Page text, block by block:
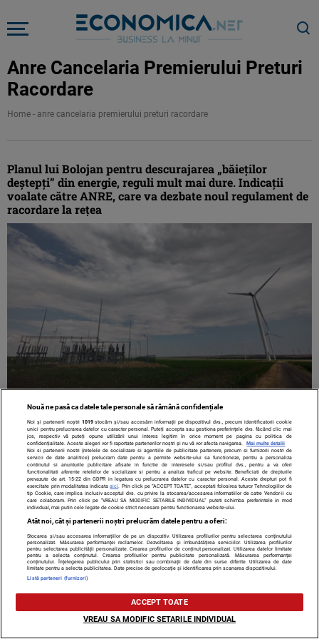
Anre Cancelaria Premierului Preturi
Racordare
Home - anre cancelaria premierului preturi racordare
Planul lui Bolojan pentru descurajarea „băieților
deștepți” din energie, reguli mult mai dure. Indicații
voalate către ANRE, care va dezbate noul regulament de
racordare la rețea
Despre noi Termeni și condiții
(site-uri, instituţii mass-media, firme de monitorizare) nu poate reproduce
integral scrierile publicistice purtătoare de Drepturi de Autor.
Nouă ne pasă ca datele tale personale să rămână confidențiale
Noi și partenerii noștri 1019stocăm și/sau accesăm informații pe dispozitivul dvs., precum identificatorii cookie
unici pentru prelucrarea datelor cu caracter personal. Puteți accepta sau gestiona preferințele dvs. făcând clic mai
jos, respectiv vă puteți opune utilizării unui interes legitim în orice moment pe pagina cu politica de
confidențialitate. Aceste alegeri vor fi raportate partenerilor noștri și nu vă vor afecta navigarea.
Mai multe detalii
Noi si partenerii nostri (retelele de socializare si agentiile de publicitate partenere, precum si furnizorii nostri de
servicii de date analitice) prelucram date pentru a permite website-ului sa functioneze, pentru a personaliza
continutul si anunturile publicitare afisate in functie de interesele si/sau profilul dvs., pentru a va oferi
functionalitati aferente retelelor de socializare si pentru a analiza traficul pe website. Beneficiati de drepturile
prevazute de art. 15-22 din GDPR in legatura cu prelucrarea datelor cu caracter personal. Aceste drepturi pot fi
exercitate prin modalitatea indicataaici . Prin click pe “ACCEPT TOATE”, acceptati folosirea tuturor Tehnologiilor de
tip Cookie, care implica inclusiv acceptul dvs. cu privire la stocarea/accesarea informatiilor de catre Vendor-ii cu
care colaboram. Prin click pe “VREAU SA MODIFIC SETARILE INDIVIDUAL” puteti schimba preferintele in mod
individual, mai putin cele legate de cookie strict necesare pentru functionarea website-ului.
Atât noi, cât și partenerii noștri prelucrăm datele pentru a oferi:
Stocarea și/sau accesarea informațiilor de pe un dispozitiv. Utilizarea profilurilor pentru selectarea conținutului
personalizat. Măsurarea performanței reclamelor. Dezvoltarea și îmbunătățirea serviciilor. Utilizarea profilurilor
pentru selectarea publicității personalizate. Crearea profilurilor de conținut personalizat. Utilizarea datelor limitate
pentru a selecta conținutul. Crearea profilurilor pentru publicitate personalizată. Măsurarea performanței
conținutului. Înțelegerea publicului prin statistici sau combinații de date din surse diferite. Utilizarea de date
limitate pentru a selecta publicitatea. Date precise de geolocație și identificarea prin scanarea dispozitivului.
Listă parteneri (furnizori)
ACCEPT TOATE
VREAU SA MODIFIC SETARILE INDIVIDUAL